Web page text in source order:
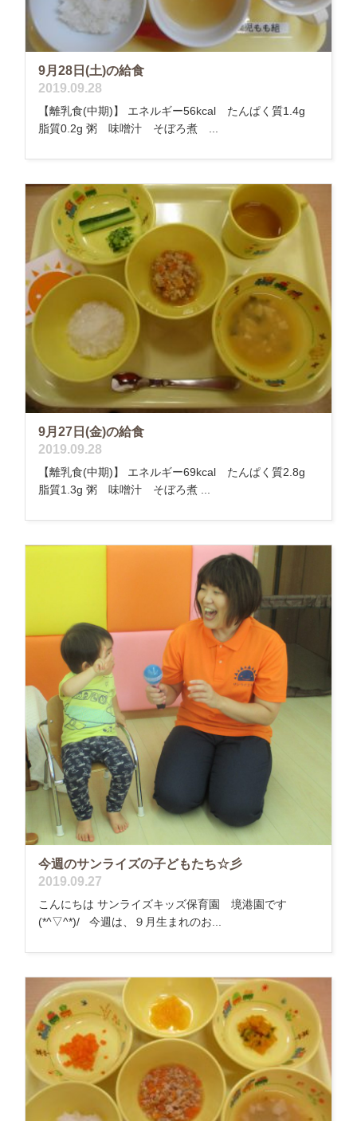
9月28日(土)の給食
2019.09.28
【離乳食(中期)】 エネルギー56kcal たんぱく質1.4g
脂質0.2g 粥 味噌汁 そぼろ煮 ...
9月27日(金)の給食
2019.09.28
【離乳食(中期)】 エネルギー69kcal たんぱく質2.8g
脂質1.3g 粥 味噌汁 そぼろ煮 ...
今週のサンライズの子どもたち☆彡
2019.09.27
こんにちは サンライズキッズ保育園 境港園です
(*^▽^*)/ 今週は、９月生まれのお...